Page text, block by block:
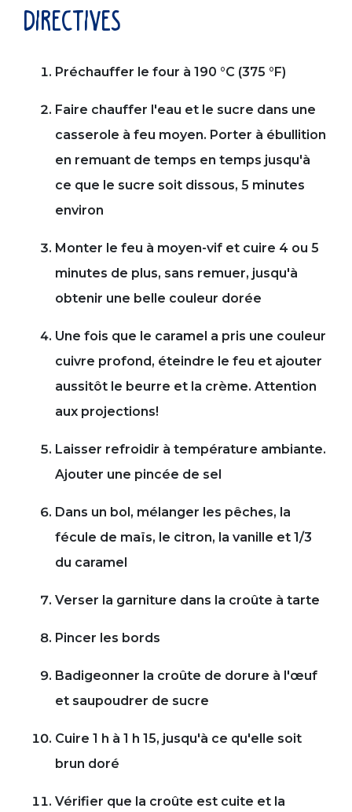
directives
Préchauffer le four à 190 °C (375 °F)
Faire chauffer l'eau et le sucre dans une
casserole à feu moyen. Porter à ébullition
en remuant de temps en temps jusqu'à
ce que le sucre soit dissous, 5 minutes
environ
Monter le feu à moyen-vif et cuire 4 ou 5
minutes de plus, sans remuer, jusqu'à
obtenir une belle couleur dorée
Une fois que le caramel a pris une couleur
cuivre profond, éteindre le feu et ajouter
aussitôt le beurre et la crème. Attention
aux projections!
Laisser refroidir à température ambiante.
Ajouter une pincée de sel
Dans un bol, mélanger les pêches, la
fécule de maïs, le citron, la vanille et 1/3
du caramel
Verser la garniture dans la croûte à tarte
Pincer les bords
Badigeonner la croûte de dorure à l'œuf
et saupoudrer de sucre
Cuire 1 h à 1 h 15, jusqu'à ce qu'elle soit
brun doré
Vérifier que la croûte est cuite et la